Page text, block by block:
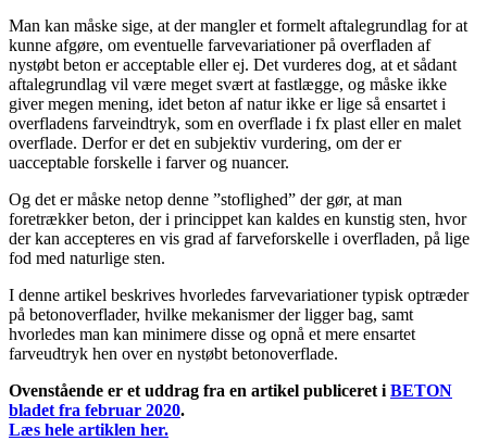
Man kan måske sige, at der mangler et formelt aftalegrundlag for at
kunne afgøre, om eventuelle farvevariationer på overfladen af
nystøbt beton er acceptable eller ej. Det vurderes dog, at et sådant
aftalegrundlag vil være meget svært at fastlægge, og måske ikke
giver megen mening, idet beton af natur ikke er lige så ensartet i
overfladens farveindtryk, som en overflade i fx plast eller en malet
overflade. Derfor er det en subjektiv vurdering, om der er
uacceptable forskelle i farver og nuancer.
Og det er måske netop denne ”stoflighed” der gør, at man
foretrækker beton, der i princippet kan kaldes en kunstig sten, hvor
der kan accepteres en vis grad af farveforskelle i overfladen, på lige
fod med naturlige sten.
I denne artikel beskrives hvorledes farvevariationer typisk optræder
på betonoverflader, hvilke mekanismer der ligger bag, samt
hvorledes man kan minimere disse og opnå et mere ensartet
farveudtryk hen over en nystøbt betonoverflade.
Ovenstående er et uddrag fra en artikel publiceret i BETON
bladet fra februar 2020.
Læs hele artiklen her.